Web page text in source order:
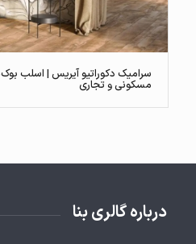
سرامیک دکوراتیو آیریس | اسلب
مسکونی و تجاری
درباره گالری بنا